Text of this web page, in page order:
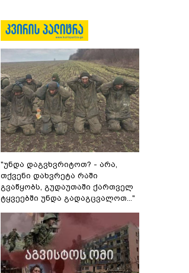
"უნდა დაგვხვრიტოთ? - არა,
თქვენი დახვრეტა რაში
გვაწყობს, გუდაუთაში ქართველ
ტყვეებში უნდა გადაგცვალოთ..."